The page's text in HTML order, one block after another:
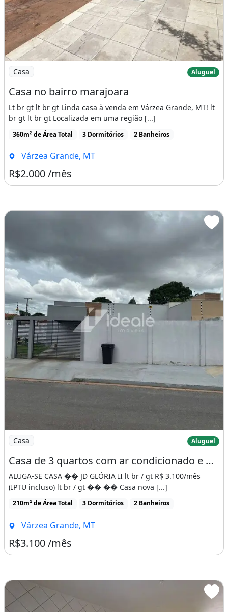
Imagem: Casa no bairro marajoara
Casa Aluguel
Casa no bairro marajoara
Lt br gt lt br gt Linda casa à venda em Várzea Grande, MT! lt
br gt lt br gt Localizada em uma região [...]
360m² de Área Total 3 Dormitórios 2 Banheiros
Várzea Grande, MT
R$2.000 /mês
Imagem: Casa de 3 quartos com ar condicionado e
Casa Aluguel
Casa de 3 quartos com ar condicionado e placa solar em varzea grande
ALUGA-SE CASA �� JD GLÓRIA II lt br / gt R$ 3.100/mês
(IPTU incluso) lt br / gt �� �� Casa nova [...]
210m² de Área Total 3 Dormitórios 2 Banheiros
Várzea Grande, MT
R$3.100 /mês